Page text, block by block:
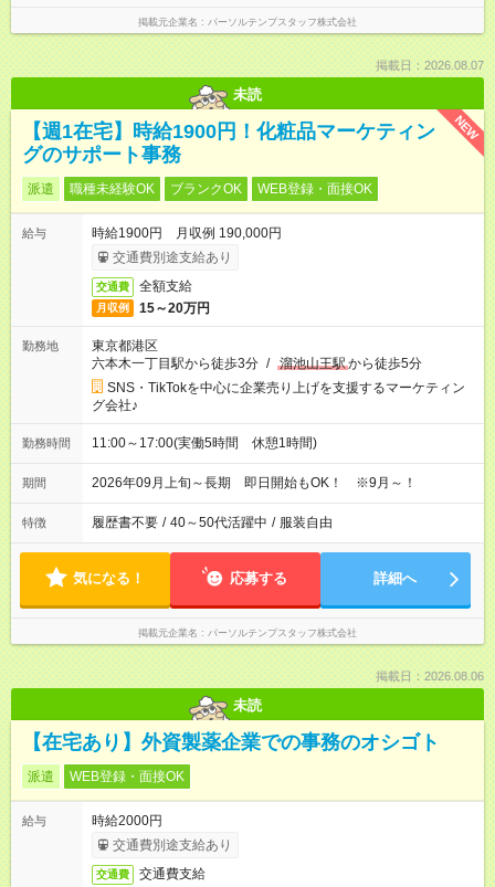
掲載元企業名 パーソルテンプスタッフ株式会社
掲載日：2026.08.07
未読
NEW
【週1在宅】時給1900円！化粧品マーケティン
グのサポート事務
派遣 職種未経験OK ブランクOK WEB登録・面接OK
給与
時給1900円 月収例 190,000円
交通費別途支給あり
交通費 全額支給
月収例 15～20万円
勤務地
東京都港区
六本木一丁目駅から徒歩3分 / 溜池山王駅から徒歩5分
SNS・TikTokを中心に企業売り上げを支援するマーケティン
グ会社♪
勤務時間 11:00～17:00(実働5時間 休憩1時間)
期間 2026年09月上旬～長期 即日開始もOK！ ※9月～！
特徴 履歴書不要 / 40～50代活躍中 / 服装自由
気になる！ 応募する 詳細へ
掲載元企業名 パーソルテンプスタッフ株式会社
掲載日：2026.08.06
未読
【在宅あり】外資製薬企業での事務のオシゴト
派遣 WEB登録・面接OK
給与
時給2000円
交通費別途支給あり
交通費 交通費支給